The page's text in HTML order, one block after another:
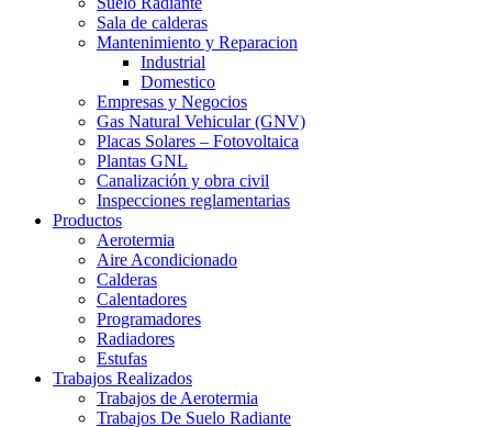
Sala de calderas
Mantenimiento y Reparacion
Industrial
Domestico
Empresas y Negocios
Gas Natural Vehicular (GNV)
Placas Solares – Fotovoltaica
Plantas GNL
Canalización y obra civil
Inspecciones reglamentarias
Productos
Aerotermia
Aire Acondicionado
Calderas
Calentadores
Programadores
Radiadores
Estufas
Trabajos Realizados
Trabajos de Aerotermia
Trabajos De Suelo Radiante